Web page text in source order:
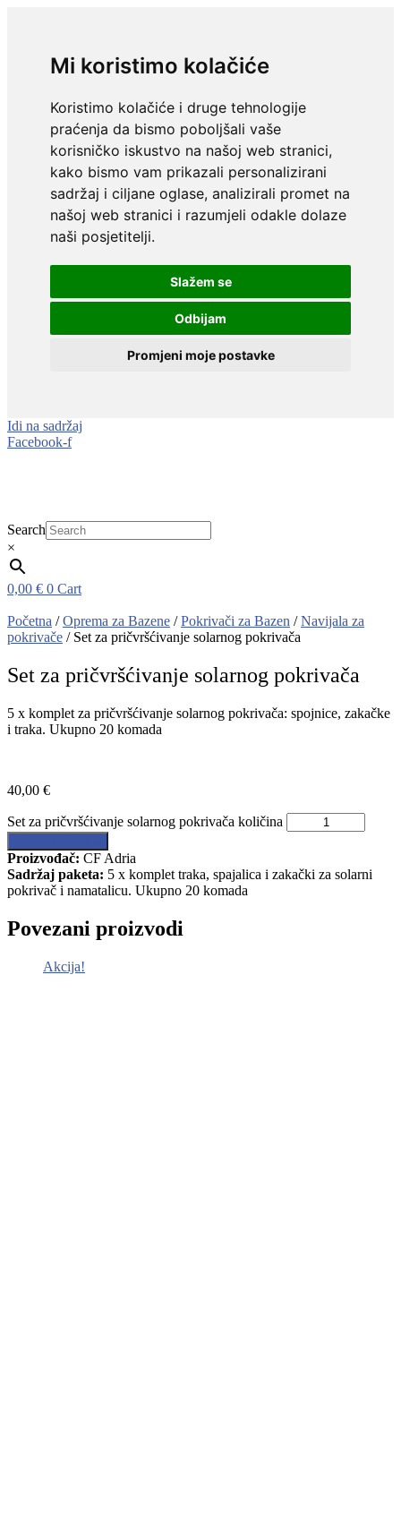
Mi koristimo kolačiće
Koristimo kolačiće i druge tehnologije
praćenja da bismo poboljšali vaše
korisničko iskustvo na našoj web stranici,
kako bismo vam prikazali personalizirani
sadržaj i ciljane oglase, analizirali promet na
našoj web stranici i razumjeli odakle dolaze
naši posjetitelji.
Slažem se
Odbijam
Promjeni moje postavke
Idi na sadržaj
Facebook-f
Search
×
0,00 € 0 Cart
Početna /Oprema za Bazene /Pokrivači za Bazen /Navijala za
pokrivače / Set za pričvršćivanje solarnog pokrivača
Set za pričvršćivanje solarnog pokrivača
5 x komplet za pričvršćivanje solarnog pokrivača: spojnice, zakačke
i traka. Ukupno 20 komada
40,00 €
Set za pričvršćivanje solarnog pokrivača količina
Proizvođač: CF Adria
Sadržaj paketa: 5 x komplet traka, spajalica i zakački za solarni
pokrivač i namatalicu. Ukupno 20 komada
Povezani proizvodi
Akcija!